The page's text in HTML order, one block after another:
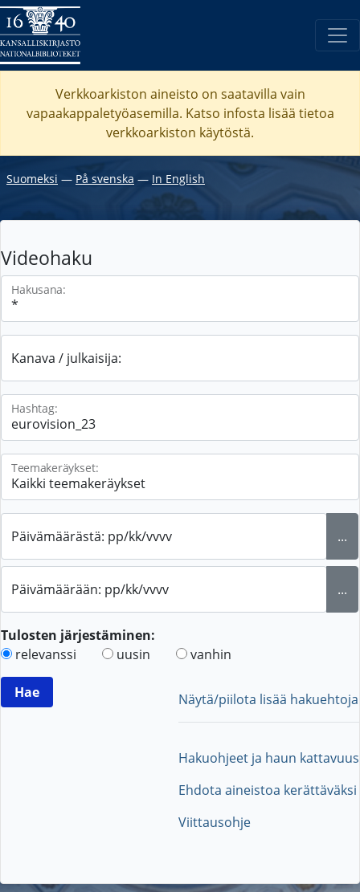
Verkkoarkiston aineisto on saatavilla vain
vapaakappaletyöasemilla. Katso infosta lisää tietoa
verkkoarkiston käytöstä.
Suomeksi ― På svenska ― In English
Videohaku
Hakusana:
Kanava / julkaisija:
Hashtag:
Teemakeräykset:
Päivämäärästä: pp/kk/vvvv ...
Päivämäärään: pp/kk/vvvv ...
Tulosten järjestäminen:
relevanssi
uusin vanhin
Näytä/piilota lisää hakuehtoja
Hakuohjeet ja haun kattavuus
Ehdota aineistoa kerättäväksi
Viittausohje